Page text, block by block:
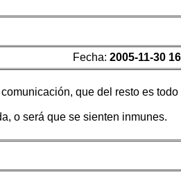
Fecha: 2005-11-30
que del resto es todo
o será que se sienten inmunes.